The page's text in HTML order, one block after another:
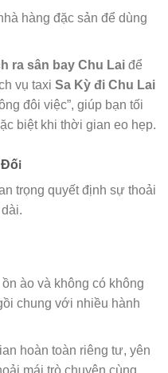
hàng đặc sản để dùng
ra sân bay Chu Laiđể
vụ taxi Sa Kỳ đi Chu Lai
đôi việc”, giúp bạn tối
biệt khi thời gian eo hẹp.
Đối
trọng quyết định sự thoải
ào và không có không
chung với nhiều hành
hoàn toàn riêng tư, yên